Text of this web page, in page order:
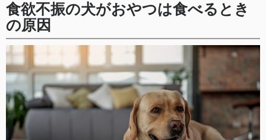
食欲不振の犬がおやつは食べるとき
の原因